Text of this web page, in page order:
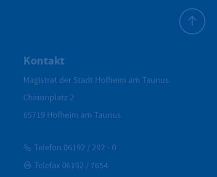
Kontakt
Magistrat der Stadt Hofheim am Taunus
Chinonplatz 2
65719 Hofheim am Taunus
Telefon 06192 / 202 - 0
Telefax 06192 / 7654